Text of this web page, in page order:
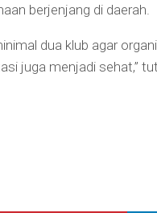
berjenjang di daerah.
dua klub agar
juga menjadi sehat,”